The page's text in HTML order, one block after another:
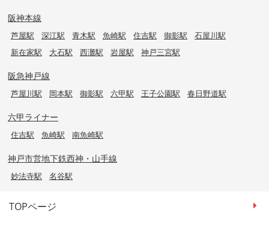
阪神本線
芦屋駅 深江駅 青木駅 魚崎駅 住吉駅 御影駅
石屋川駅
新在家駅
大石駅 西灘駅 岩屋駅 神戸三宮駅
阪急神戸線
芦屋川駅 岡本駅 御影駅 六甲駅 王子公園駅 春日野道駅
六甲ライナー
住吉駅 魚崎駅 南魚崎駅
神戸市営地下鉄西神・山手線
妙法寺駅 名谷駅
TOPページ